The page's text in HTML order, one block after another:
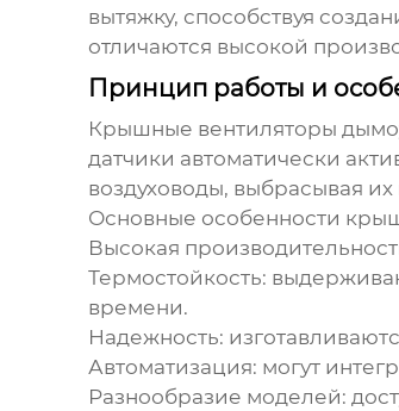
вытяжку, способствуя
отличаются высокой
Принцип работы и
Крышные вентиляторы
датчики автоматически
воздуховоды, выбрасывая их
Основные особенности
Высокая
Термостойкость:
времени.
Надежность:
Автоматизация: могут
Разнообразие моделей: